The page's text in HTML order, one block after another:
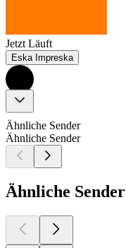
Jetzt Läuft
Eska Impreska
Ähnliche Sender
Ähnliche Sender
Ähnliche Sender